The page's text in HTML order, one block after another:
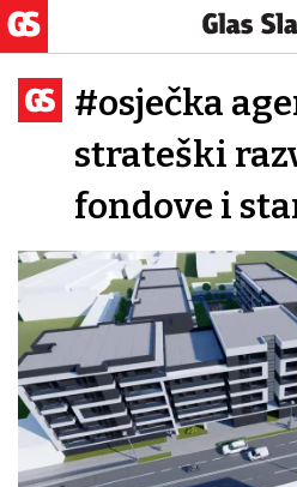
#osječka
strateški
fondove i